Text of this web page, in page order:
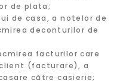
de plata;
de casa, a notelor de
deconturilor de
facturilor care
(facturare), a
către casierie;